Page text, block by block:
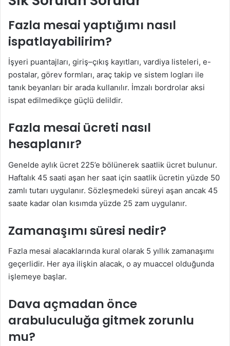
Fazla mesai yaptığımı nasıl
ispatlayabilirim?
İşyeri puantajları, giriş–çıkış kayıtları, vardiya listeleri, e-
postalar, görev formları, araç takip ve sistem logları ile
tanık beyanları bir arada kullanılır. İmzalı bordrolar aksi
ispat edilmedikçe güçlü delildir.
Fazla mesai ücreti nasıl
hesaplanır?
Genelde aylık ücret 225’e bölünerek saatlik ücret bulunur.
Haftalık 45 saati aşan her saat için saatlik ücretin yüzde 50
zamlı tutarı uygulanır. Sözleşmedeki süreyi aşan ancak 45
saate kadar olan kısımda yüzde 25 zam uygulanır.
Zamanaşımı süresi nedir?
Fazla mesai alacaklarında kural olarak 5 yıllık zamanaşımı
geçerlidir. Her aya ilişkin alacak, o ay muaccel olduğunda
işlemeye başlar.
Dava açmadan önce
arabuluculuğa gitmek zorunlu
mu?